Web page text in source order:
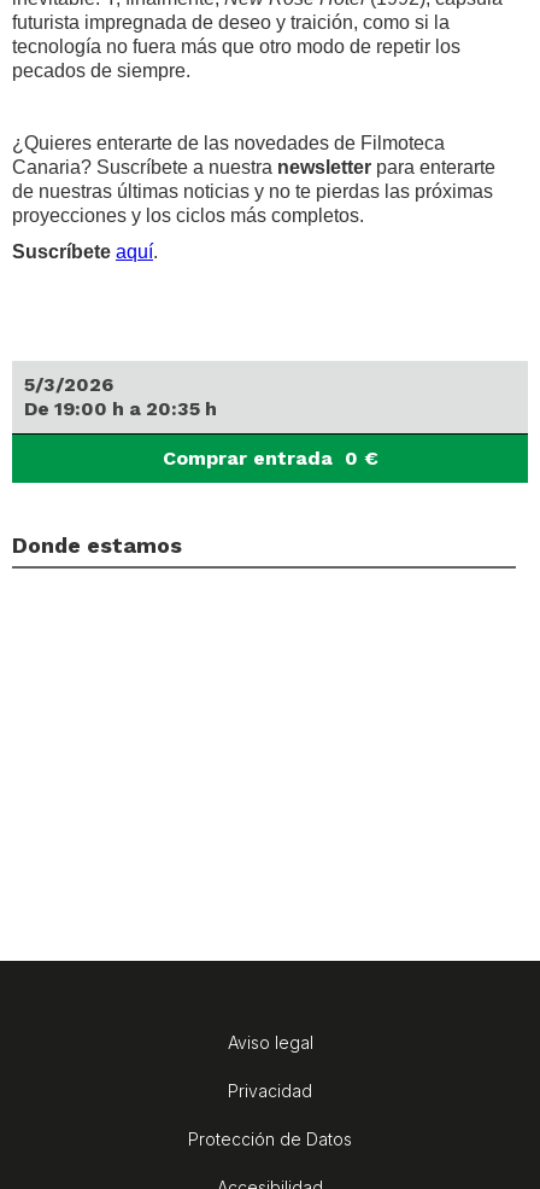
futurista impregnada de deseo y traición, como si la
tecnología no fuera más que otro modo de repetir los
pecados de siempre.
¿Quieres enterarte de las novedades de Filmoteca
Canaria? Suscríbete a nuestra newsletter para enterarte
de nuestras últimas noticias y no te pierdas las próximas
proyecciones y los ciclos más completos.
Suscríbete aquí.
5/3/2026
De 19:00 h a 20:35 h
Comprar entrada 0 €
Donde estamos
Aviso legal
Privacidad
Protección de Datos